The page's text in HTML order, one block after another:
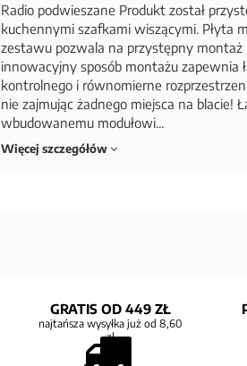
Radio podwieszane Produkt został
kuchennymi szafkami wiszącymi. Płyta
zestawu pozwala na przystępny montaż
innowacyjny sposób montażu zapewnia
kontrolnego i równomierne
nie zajmując żadnego miejsca na blacie!
wbudowanemu modułowi...
Więcej szczegółów
GRATIS OD 449 ZŁ
najtańsza wysyłka już od 8,60
zł